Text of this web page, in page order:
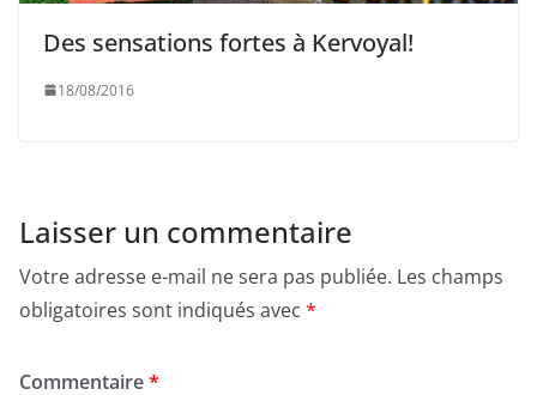
Des sensations fortes à Kervoyal!
18/08/2016
Laisser un commentaire
Votre adresse e-mail ne sera pas publiée. Les champs
obligatoires sont indiqués avec *
Commentaire*